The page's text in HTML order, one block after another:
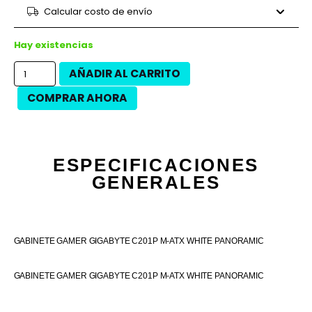
12 cuotas $158.050
9 cuotasCalcular costo de envío
Hay existencias
AÑADIR AL CARRITO
COMPRAR AHORA
ESPECIFICACIONES
GENERALES
GABINETE GAMER GIGABYTE C201P M-ATX WHITE PANORAMIC
GABINETE GAMER GIGABYTE C201P M-ATX WHITE PANORAMIC